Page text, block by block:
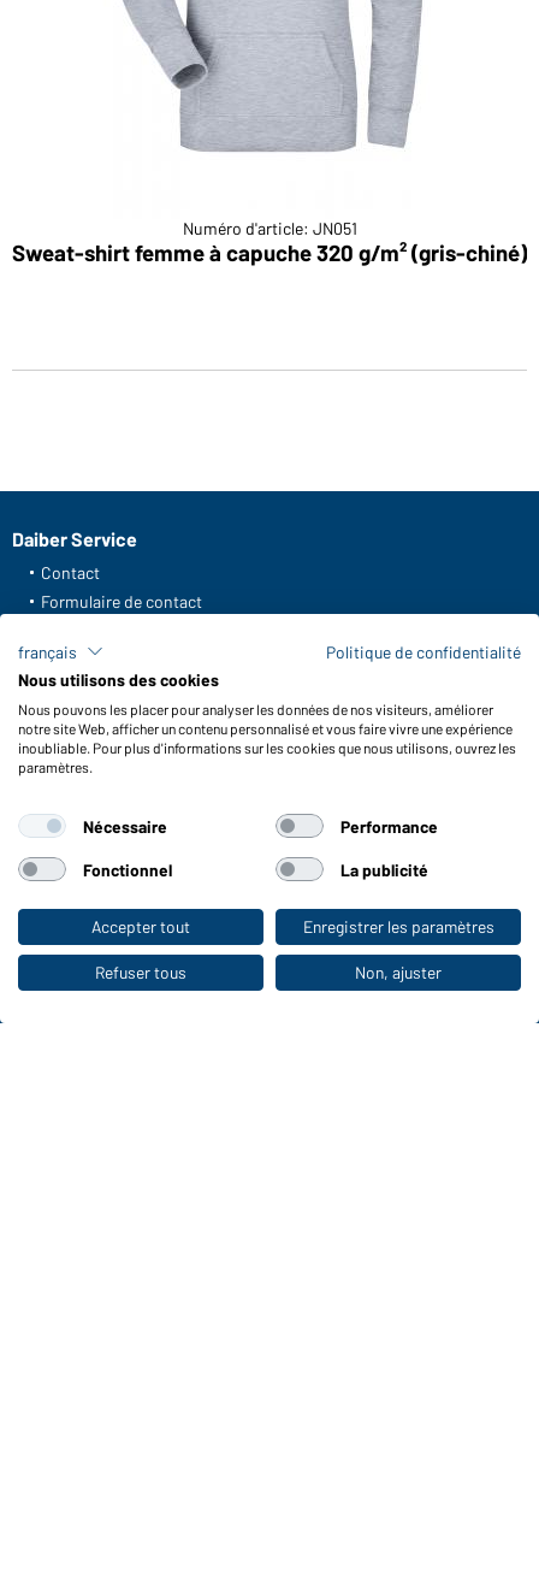
Vers la boutique pour particuliers
Numéro d'article: JN051
Sweat-shirt femme à capuche 320 g/m² (gris-chiné)
Daiber Service
Contact
Formulaire de contact
FAQ / Manuel d' utilisation
Vérifier le stock
Reporting system according to whistleblower protection act
Fonctions et entretien
Conseils d'entretien
Tailles
Couleurs
WORKWEAR COLLECTION
Le choix idéal pour les professionnels :
français
Politique de confidentialité
Nous utilisons des cookies
Nous pouvons les placer pour analyser les données de nos visiteurs, améliorer
notre site Web, afficher un contenu personnalisé et vous faire vivre une expérience
inoubliable. Pour plus d'informations sur les cookies que nous utilisons, ouvrez les
paramètres.
Nécessaire Performance
Fonctionnel La publicité
Accepter tout Enregistrer les paramètres
Refuser tous Non, ajuster